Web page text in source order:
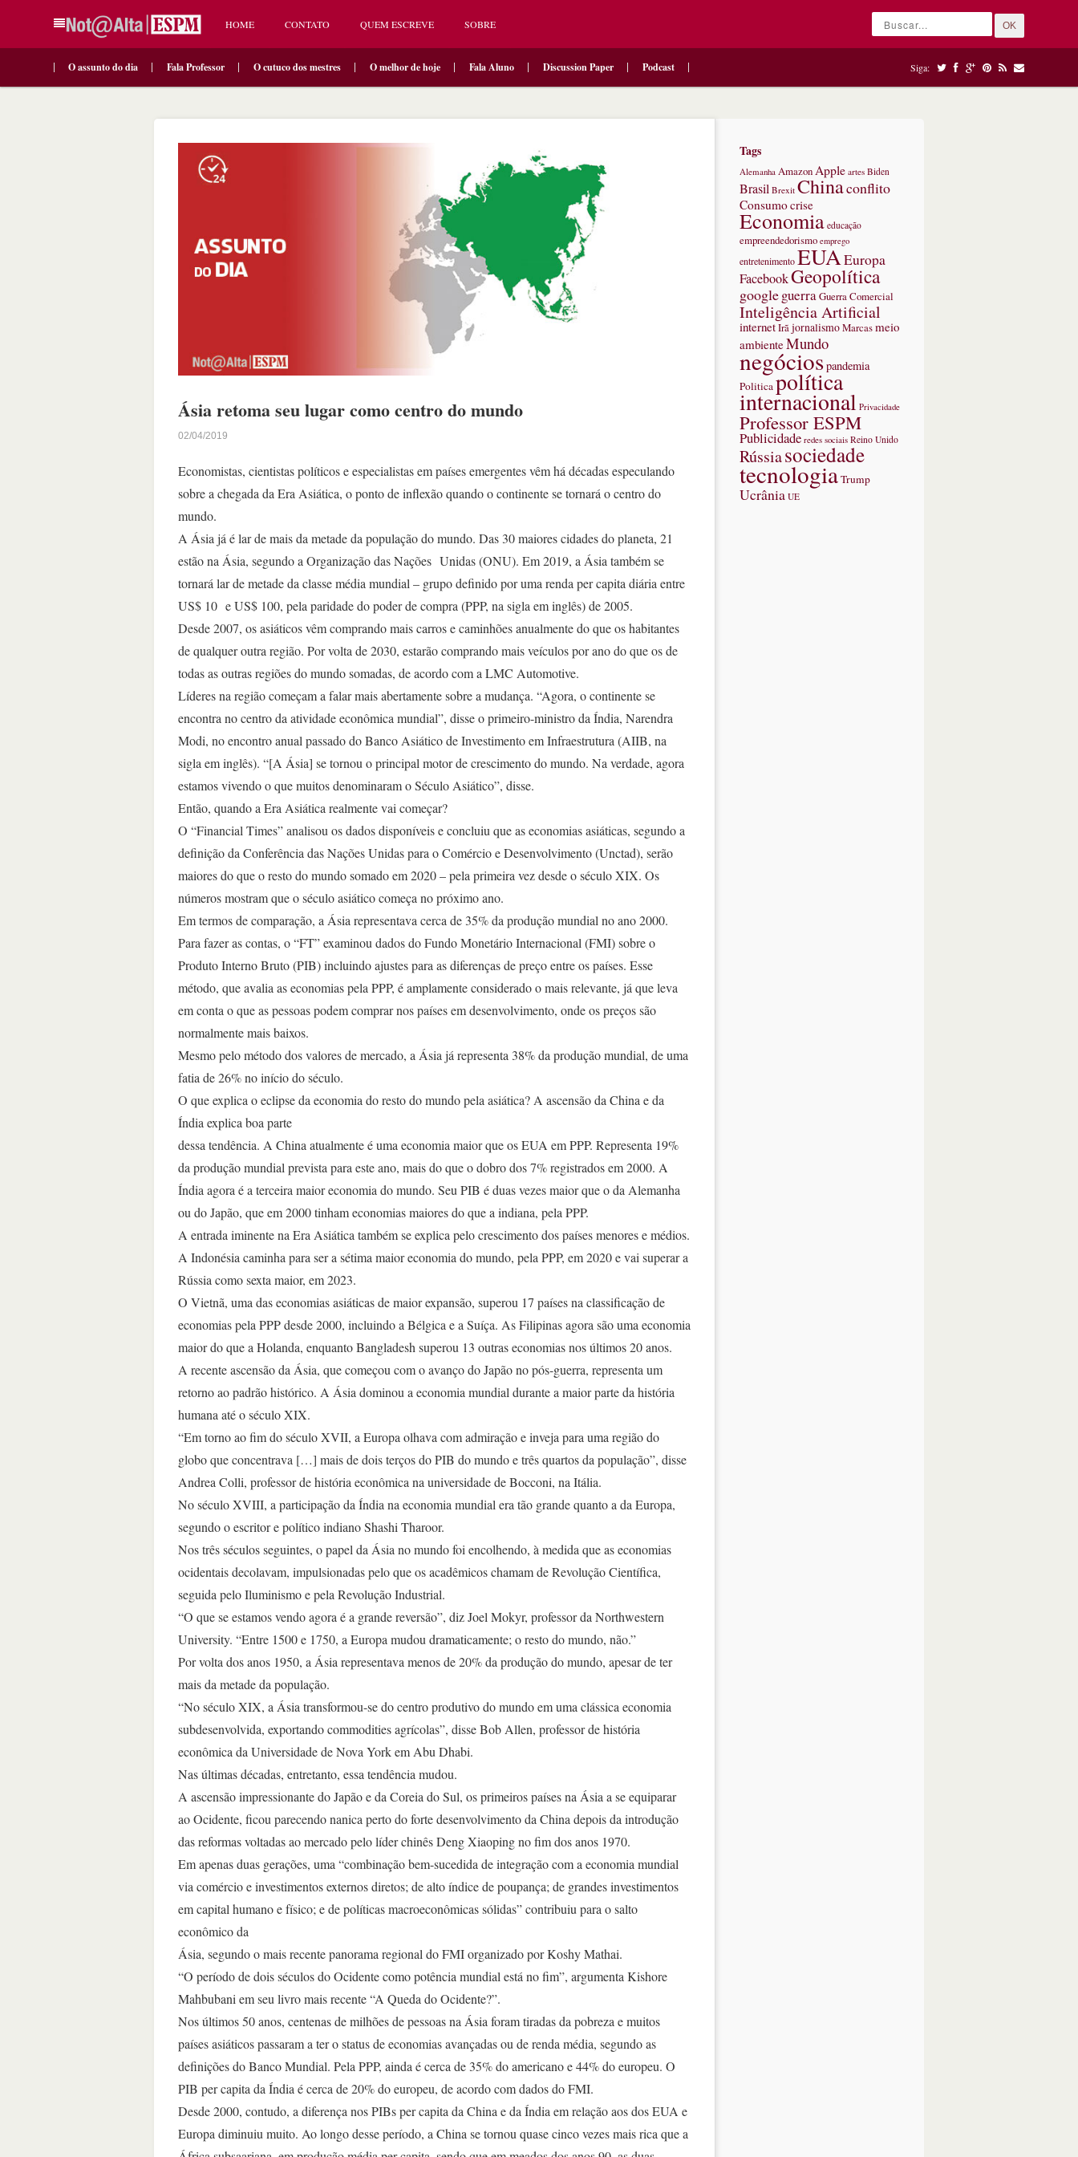
HOME CONTATO QUEM ESCREVE SOBRE OK
O assunto do dia Fala Professor O cutuco dos mestres O melhor de hoje Fala Aluno Discussion Paper Podcast Siga:
Ásia retoma seu lugar como centro do mundo
02/04/2019
Economistas, cientistas políticos e especialistas em países emergentes vêm há décadas especulando
sobre a chegada da Era Asiática, o ponto de inflexão quando o continente se tornará o centro do
mundo.
A Ásia já é lar de mais da metade da população do mundo. Das 30 maiores cidades do planeta, 21
estão na Ásia, segundo a Organização das Nações Unidas (ONU). Em 2019, a Ásia também se
tornará lar de metade da classe média mundial – grupo definido por uma renda per capita diária entre
US$ 10 e US$ 100, pela paridade do poder de compra (PPP, na sigla em inglês) de 2005.
Desde 2007, os asiáticos vêm comprando mais carros e caminhões anualmente do que os habitantes
de qualquer outra região. Por volta de 2030, estarão comprando mais veículos por ano do que os de
todas as outras regiões do mundo somadas, de acordo com a LMC Automotive.
Líderes na região começam a falar mais abertamente sobre a mudança. “Agora, o continente se
encontra no centro da atividade econômica mundial”, disse o primeiro-ministro da Índia, Narendra
Modi, no encontro anual passado do Banco Asiático de Investimento em Infraestrutura (AIIB, na
sigla em inglês). “[A Ásia] se tornou o principal motor de crescimento do mundo. Na verdade, agora
estamos vivendo o que muitos denominaram o Século Asiático”, disse.
Então, quando a Era Asiática realmente vai começar?
O “Financial Times” analisou os dados disponíveis e concluiu que as economias asiáticas, segundo a
definição da Conferência das Nações Unidas para o Comércio e Desenvolvimento (Unctad), serão
maiores do que o resto do mundo somado em 2020 – pela primeira vez desde o século XIX. Os
números mostram que o século asiático começa no próximo ano.
Em termos de comparação, a Ásia representava cerca de 35% da produção mundial no ano 2000.
Para fazer as contas, o “FT” examinou dados do Fundo Monetário Internacional (FMI) sobre o
Produto Interno Bruto (PIB) incluindo ajustes para as diferenças de preço entre os países. Esse
método, que avalia as economias pela PPP, é amplamente considerado o mais relevante, já que leva
em conta o que as pessoas podem comprar nos países em desenvolvimento, onde os preços são
normalmente mais baixos.
Mesmo pelo método dos valores de mercado, a Ásia já representa 38% da produção mundial, de uma
fatia de 26% no início do século.
O que explica o eclipse da economia do resto do mundo pela asiática? A ascensão da China e da
Índia explica boa parte
dessa tendência. A China atualmente é uma economia maior que os EUA em PPP. Representa 19%
da produção mundial prevista para este ano, mais do que o dobro dos 7% registrados em 2000. A
Índia agora é a terceira maior economia do mundo. Seu PIB é duas vezes maior que o da Alemanha
ou do Japão, que em 2000 tinham economias maiores do que a indiana, pela PPP.
A entrada iminente na Era Asiática também se explica pelo crescimento dos países menores e médios.
A Indonésia caminha para ser a sétima maior economia do mundo, pela PPP, em 2020 e vai superar a
Rússia como sexta maior, em 2023.
O Vietnã, uma das economias asiáticas de maior expansão, superou 17 países na classificação de
economias pela PPP desde 2000, incluindo a Bélgica e a Suíça. As Filipinas agora são uma economia
maior do que a Holanda, enquanto Bangladesh superou 13 outras economias nos últimos 20 anos.
A recente ascensão da Ásia, que começou com o avanço do Japão no pós-guerra, representa um
retorno ao padrão histórico. A Ásia dominou a economia mundial durante a maior parte da história
humana até o século XIX.
“Em torno ao fim do século XVII, a Europa olhava com admiração e inveja para uma região do
globo que concentrava […] mais de dois terços do PIB do mundo e três quartos da população”, disse
Andrea Colli, professor de história econômica na universidade de Bocconi, na Itália.
No século XVIII, a participação da Índia na economia mundial era tão grande quanto a da Europa,
segundo o escritor e político indiano Shashi Tharoor.
Nos três séculos seguintes, o papel da Ásia no mundo foi encolhendo, à medida que as economias
ocidentais decolavam, impulsionadas pelo que os acadêmicos chamam de Revolução Científica,
seguida pelo Iluminismo e pela Revolução Industrial.
“O que se estamos vendo agora é a grande reversão”, diz Joel Mokyr, professor da Northwestern
University. “Entre 1500 e 1750, a Europa mudou dramaticamente; o resto do mundo, não.”
Por volta dos anos 1950, a Ásia representava menos de 20% da produção do mundo, apesar de ter
mais da metade da população.
“No século XIX, a Ásia transformou-se do centro produtivo do mundo em uma clássica economia
subdesenvolvida, exportando commodities agrícolas”, disse Bob Allen, professor de história
econômica da Universidade de Nova York em Abu Dhabi.
Nas últimas décadas, entretanto, essa tendência mudou.
A ascensão impressionante do Japão e da Coreia do Sul, os primeiros países na Ásia a se equiparar
ao Ocidente, ficou parecendo nanica perto do forte desenvolvimento da China depois da introdução
das reformas voltadas ao mercado pelo líder chinês Deng Xiaoping no fim dos anos 1970.
Em apenas duas gerações, uma “combinação bem-sucedida de integração com a economia mundial
via comércio e investimentos externos diretos; de alto índice de poupança; de grandes investimentos
em capital humano e físico; e de políticas macroeconômicas sólidas” contribuiu para o salto
econômico da
Ásia, segundo o mais recente panorama regional do FMI organizado por Koshy Mathai.
“O período de dois séculos do Ocidente como potência mundial está no fim”, argumenta Kishore
Mahbubani em seu livro mais recente “A Queda do Ocidente?”.
Nos últimos 50 anos, centenas de milhões de pessoas na Ásia foram tiradas da pobreza e muitos
países asiáticos passaram a ter o status de economias avançadas ou de renda média, segundo as
definições do Banco Mundial. Pela PPP, ainda é cerca de 35% do americano e 44% do europeu. O
PIB per capita da Índia é cerca de 20% do europeu, de acordo com dados do FMI.
Desde 2000, contudo, a diferença nos PIBs per capita da China e da Índia em relação aos dos EUA e
Europa diminuiu muito. Ao longo desse período, a China se tornou quase cinco vezes mais rica que a
Tags
Alemanha Amazon Apple artes Biden
Brasil Brexit Chinaconflito
Consumocrise
Economia educação
empreendedorismo emprego
entretenimentoEUAEuropa
FacebookGeopolítica
googleguerraGuerra Comercial
Inteligência Artificial
internetIrãjornalismoMarcasmeio
ambienteMundo
negóciospandemia
Politicapolítica
internacional Privacidade
Professor ESPM
Publicidade redes sociais Reino Unido
Rússiasociedade
tecnologiaTrump
Ucrânia UE